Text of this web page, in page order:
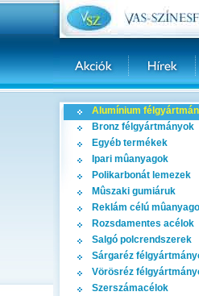
Alumínium
Bronz félgyártmányok
Egyéb termékek
Ipari mûanyagok
Polikarbonát lemezek
Mûszaki gumiáruk
Reklám célú
Rozsdamentes acélok
Salgó polcrendszerek
Sárgaréz
Vörösréz
Szerszámacélok